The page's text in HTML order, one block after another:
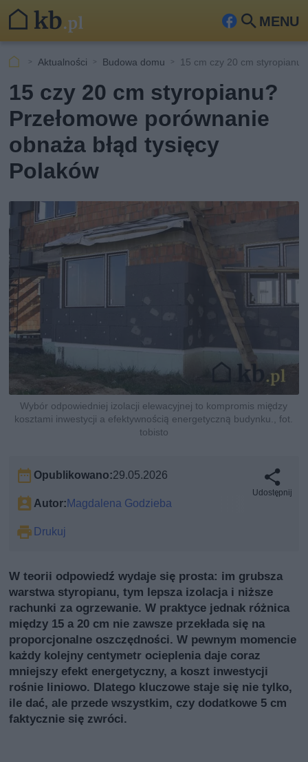
MENU
Fa
ook
Szu
Aktualności Budowa domu 15 cm czy 20 cm styropianu
15 czy 20 cm styropianu?
Przełomowe porównanie
obnaża błąd tysięcy
Polaków
Wybór odpowiedniej izolacji elewacyjnej to kompromis między
kosztami inwestycji a efektywnością energetyczną budynku., fot.
tobisto
Opublikowano:29.05.2026
Autor:Magdalena Godzieba
Drukuj
Udostępnij
W teorii odpowiedź wydaje się prosta: im grubsza
warstwa styropianu, tym lepsza izolacja i niższe
rachunki za ogrzewanie. W praktyce jednak różnica
między 15 a 20 cm nie zawsze przekłada się na
proporcjonalne oszczędności. W pewnym momencie
każdy kolejny centymetr ocieplenia daje coraz
mniejszy efekt energetyczny, a koszt inwestycji
rośnie liniowo. Dlatego kluczowe staje się nie tylko,
ile dać, ale przede wszystkim, czy dodatkowe 5 cm
faktycznie się zwróci.